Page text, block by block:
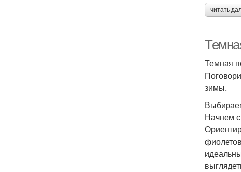
читать
Темная
зимы.
Начнем